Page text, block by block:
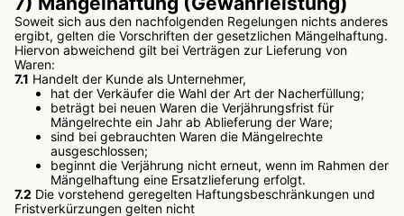
Soweit sich aus den nachfolgenden Regelungen nichts anderes
ergibt, gelten die Vorschriften der gesetzlichen Mängelhaftung.
Hiervon abweichend gilt bei Verträgen zur Lieferung von
Waren:
7.1 Handelt der Kunde als Unternehmer,
hat der Verkäufer die Wahl der Art der Nacherfüllung;
beträgt bei neuen Waren die Verjährungsfrist für
Mängelrechte ein Jahr ab Ablieferung der Ware;
sind bei gebrauchten Waren die Mängelrechte
ausgeschlossen;
beginnt die Verjährung nicht erneut, wenn im Rahmen der
Mängelhaftung eine Ersatzlieferung erfolgt.
7.2 Die vorstehend geregelten Haftungsbeschränkungen und
Fristverkürzungen gelten nicht